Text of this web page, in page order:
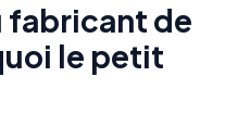
fabricant de
le petit